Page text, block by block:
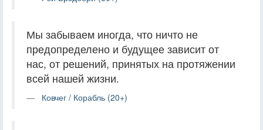
Мы забываем иногда, что ничто не
предопределено и будущее зависит от
нас, от решений, принятых на протяжении
всей нашей жизни.
Ковчег / Корабль (20+)